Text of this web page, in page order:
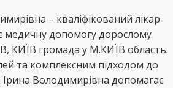
– кваліфікований лікар-
медичну допомогу дорослому
КИЇВ громада у М.КИЇВ область.
та комплексним підходом до
Ірина Володимирівна допомагає